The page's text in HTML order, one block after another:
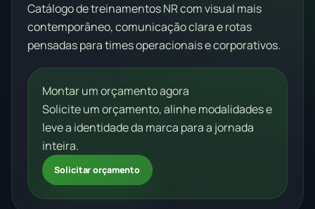
Catálogo de treinamentos NR com visual mais
contemporâneo, comunicação clara e rotas
pensadas para times operacionais e corporativos.
Montar um orçamento agora
Solicite um orçamento, alinhe modalidades e
leve a identidade da marca para a jornada
inteira.
Solicitar orçamento